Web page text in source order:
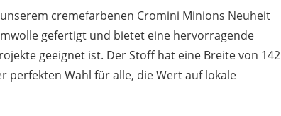
cremefarbenen Cromini Minions Neuheit
gefertigt und bietet eine hervorragende
geeignet ist. Der Stoff hat eine Breite von 142
perfekten Wahl für alle, die Wert auf lokale